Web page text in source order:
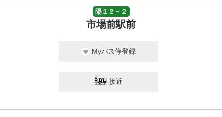
陽１２－２
市場前駅前
Myバス停登録
接近